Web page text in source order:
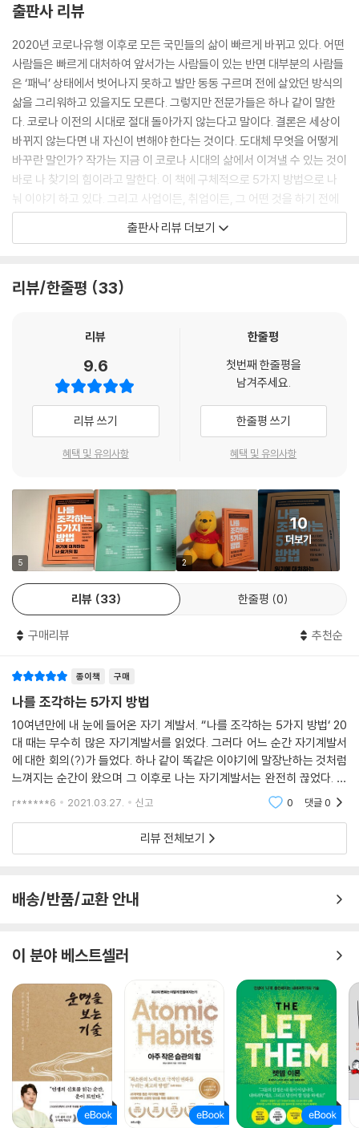
출판사 리뷰
2020년 코로나유행 이후로 모든 국민들의 삶이 빠르게 바뀌고 있다. 어떤
사람들은 빠르게 대처하여 앞서가는 사람들이 있는 반면 대부분의 사람들
은 ‘패닉’ 상태에서 벗어나지 못하고 발만 동동 구르며 전에 살았던 방식의
삶을 그리워하고 있을지도 모른다. 그렇지만 전문가들은 하나 같이 말한
다. 코로나 이전의 시대로 절대 돌아가지 않는다고 말이다. 결론은 세상이
바뀌지 않는다면 내 자신이 변해야 한다는 것이다. 도대체 무엇을 어떻게
바꾸란 말인가? 작가는 지금 이 코로나 시대의 삶에서 이겨낼 수 있는 것이
바로 나 찾기의 힘이라고 말한다. 이 책에 구체적으로 5가지 방법으로 나
눠 이야기 하고 있다. 그리고 사업이든, 취업이든, 그 어떤 것을 하기 전에
해야 할 것이 있다고 말한다. 그것은 바로 나를 찾는 시간을 갖아야 한다는
안 지금의 나로 살았는데 뭘 찾아야 한다는 말인가? 라고 생각하는 사람들
변해야 한다는 것이다. 내가 변한다는 것은 내가 지금까지 가지고 있었던
다른 내가 있다. 끄집어 내야한다. 그렇지 않으면 우린 변한 이 세상에 나
혼자만 변하지 않은 채 그 옛것을 고집한 채로 살아가며 세상에 대해 불평
불만을 하면서 살아갈 것이다. 이 책을 내기 위해 시간을 보내면서 나 또한
잠시 생각에 잠기곤 했다. 그리고 먼저 이 책 제목 ‘나를 조각하는 5가지 방
법’을 실천해 보기로 결심을 했다. 그리고 또 다른 나를 찾아보기로 했다.
어떨까? 그리고 희망적인 것이 있다면. 내가 몰랐던 나를 찾을 때, 새로운
나의 모습을 통해서 이 세상을 바라보는 시선 또한 다를 것이며, 또 다른 여
러 가지 어떤 기회들이 나에게 올까? 라는 기대가 되기도 한다.
마지막으로 이 책을 통해 진심으로 바라는 점이 있다면, 많은 이들이 진정
한 나를 찾아 새로운 세상에서 잘 적응하여 전보다 더 행복한 삶을 사랑하
는 사람들과 함께 누리기를 바란다.
출판사 리뷰 더보기
리뷰/한줄평 33
리뷰
9.6
리뷰 쓰기
혜택 및 유의사항
한줄평
첫번째 한줄평을
남겨주세요.
한줄평 쓰기
혜택 및 유의사항
5 2
10
더보기
리뷰 33 한줄평 0
구매리뷰 추천순
종이책 구매
나를 조각하는 5가지 방법
10여년만에 내 눈에 들어온 자기 계발서. “나를 조각하는 5가지 방법‘ 20
대 때는 무수히 많은 자기계발서를 읽었다. 그러다 어느 순간 자기계발서
에 대한 회의(?)가 들었다. 하나 같이 똑같은 이야기에 말장난하는 것처럼
느껴지는 순간이 왔으며 그 이후로 나는 자기계발서는 완전히 끊었다. 그
러다 최근 우연히 접하게 된 ”나를 조각하는 5가지 방법-위기에 대처하는
r******6 2021.03.27. 신고 0 댓글0
리뷰 전체보기
배송/반품/교환 안내
이 분야 베스트셀러